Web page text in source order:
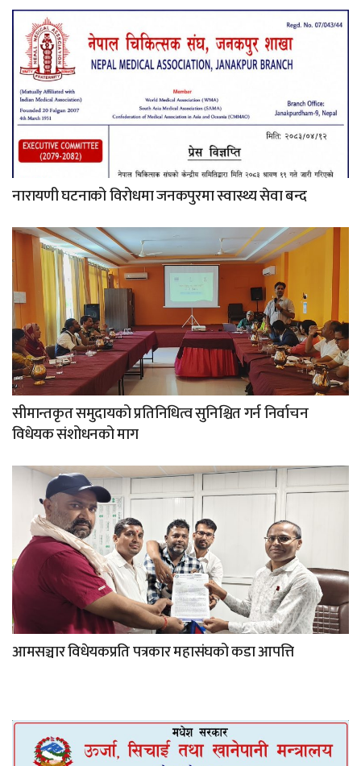
नारायणी घटनाको विरोधमा जनकपुरमा स्वास्थ्य सेवा बन्द
सीमान्तकृत समुदायको प्रतिनिधित्व सुनिश्चित गर्न निर्वाचन
विधेयक संशोधनको माग
आमसञ्चार विधेयकप्रति पत्रकार महासंघको कडा आपत्ति